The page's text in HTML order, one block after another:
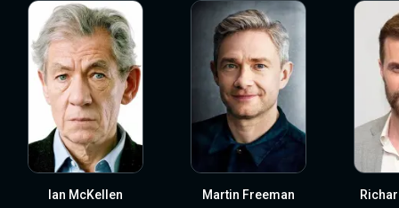
Ian McKellen Martin Freeman